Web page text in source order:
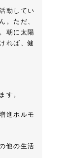
動してい
。ただ、
朝に太陽
れば、健
す。
進ホルモ
他の生活